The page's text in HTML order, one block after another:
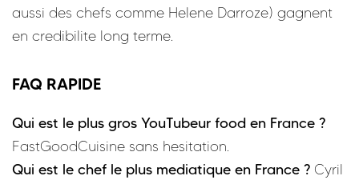
aussi des chefs comme Helene Darroze) gagnent
en credibilite long terme.
FAQ RAPIDE
Qui est le plus gros YouTubeur food en France ?
FastGoodCuisine sans hesitation.
Qui est le chef le plus mediatique en France ? Cyril